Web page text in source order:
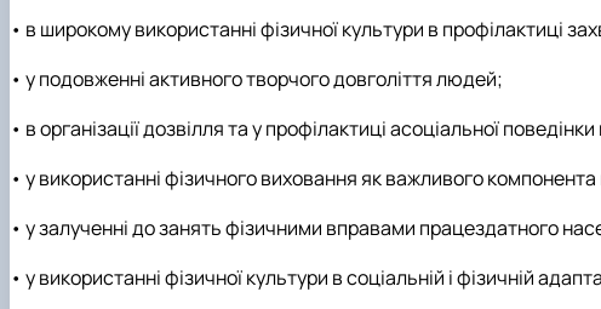
• в широкому використанні фізичної культури в профілактиці
• у подовженні активного творчого довголіття людей;
• в організації дозвілля та у профілактиці асоціальної
• у використанні фізичного виховання як важливого
• у залученні до занять фізичними вправами працездатного
• у використанні фізичної культури в соціальній і фізичній